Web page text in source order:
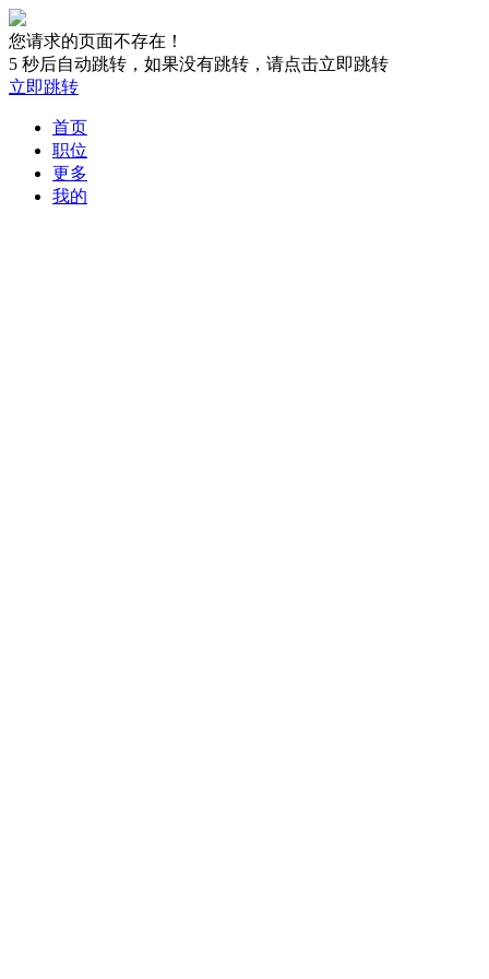
您请求的页面不存在！
5 秒后自动跳转，如果没有跳转，请点击立即跳转
立即跳转
首页
职位
更多
我的